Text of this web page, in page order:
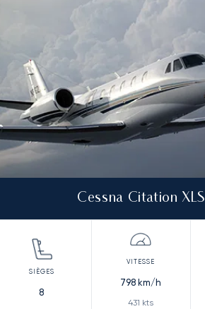
Cessna Citation XLS
8
798 km/h
431 kts